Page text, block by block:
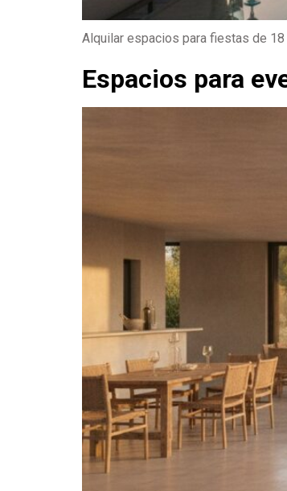
Alquilar espacios para fiestas de
Espacios para